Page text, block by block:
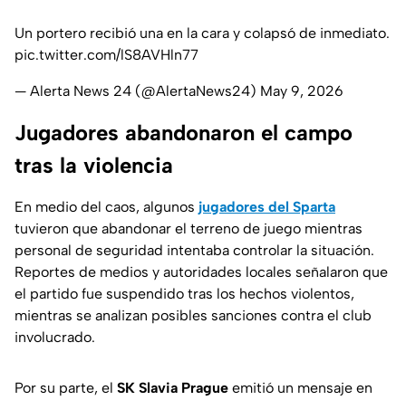
Un portero recibió una en la cara y colapsó de inmediato.
pic.twitter.com/lS8AVHln77
— Alerta News 24 (@AlertaNews24) May 9, 2026
Jugadores abandonaron el campo
tras la violencia
En medio del caos, algunos jugadores del Sparta
tuvieron que abandonar el terreno de juego mientras
personal de seguridad intentaba controlar la situación.
Reportes de medios y autoridades locales señalaron que
el partido fue suspendido tras los hechos violentos,
mientras se analizan posibles sanciones contra el club
involucrado.
Por su parte, el SK Slavia Prague emitió un mensaje en